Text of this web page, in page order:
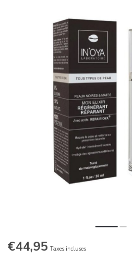
€44,95 Taxes incluses